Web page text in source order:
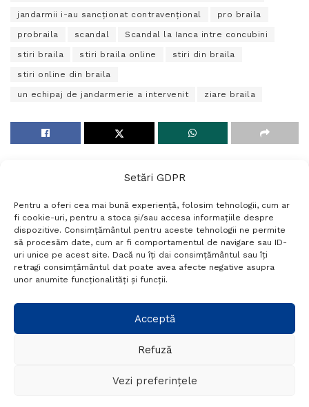
Setări GDPR
Pentru a oferi cea mai bună experiență, folosim tehnologii, cum ar
fi cookie-uri, pentru a stoca și/sau accesa informațiile despre
dispozitive. Consimțământul pentru aceste tehnologii ne permite
să procesăm date, cum ar fi comportamentul de navigare sau ID-
uri unice pe acest site. Dacă nu îți dai consimțământul sau îți
retragi consimțământul dat poate avea afecte negative asupra
unor anumite funcționalități și funcții.
Acceptă
Refuză
Vezi preferințele
jandarmii i-au sancţionat contravenţional pro braila
probraila scandal Scandal la Ianca intre concubini
stiri braila stiri braila online stiri din braila
stiri online din braila
un echipaj de jandarmerie a intervenit ziare braila
Termeni si conditii
Politică de confidențialitate
Politica cookies
Setări GDPR
+40 788 760 194